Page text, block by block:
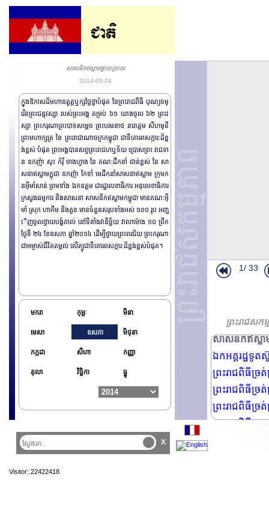
សាសនិកឥស្លាមថ្វាយព្រះពរ
2014-05-24
ក្នុងឱកាសដ៏មហានត្ខត្តឬក្សថ្លៃថ្លាបំផុត នៃព្រះរាជពិធី បុណ្យចម្
រើនព្រះជន្មវស្សា របស់ព្រះអង្គ គម្រប់ ៦១ យាងចូល ៦២ ព្រះវ
ស្សា ព្រះករុណាព្រះបាទសម្តេច ព្រះបរមនាថ នរោត្តម សីហមុនី
ព្រះមហាក្សត្រ នៃ ព្រះរាជាណាចក្រកម្ពុជា ជាទីគោរពសក្ការ:ដ៏ខ្ព
ង់ខ្ពស់ បំផុត ព្រះអង្គបានសព្វព្រះរាជហឬទ័យ ប្រោសព្រះ រាជទា
ន ឧកញ៉ា សុះ កំរ៉ី ចាងហ្វាង នៃ គណ:ដឹកនាំ ជាន់ខ្ពស់ នៃ សា
សនាឥស្លាមក្ពុជា ឧកញ៉ា កៃទាំ មេដឹកនាំសាសនាឥស្លាម ក្រុមក
នអ៊ីមាំសាន់ ព្រមទាំង ឯកឧត្តម ជារដ្ឋលេខាធិការ អនុលេខាធិការ
ក្រសួង​ធម្មការ និងសាសនា​ សាស​និកឥស្លាមកម្ពុជា មាន​គណ:អ៊ី
មាំ ស្រុក ហាកឹម និងតួន មានចំនួនសរុប​ទាំងអស់ ១០០ រូប អញ្ជ
ើញចូលថ្វាយបង្គំគាល់ នៅទីនាំងវានិច្ឆ័យ វាលាម៉ោង ១០ ព្រឹក
ថ្ងៃទី ២៤ ខែឧសភា ឆ្នាំ២០១៤ ដើម្បីថ្វាយព្រះពរជ័យ ព្រះករុ​ណា
ជាអម្ចាស់ជីវិតតម្កល់ លើត្បូជាទីគោរពសក្ការ:​ដ៏ខ្ពង់ខ្ពស់បំផុត។
មករា កុម្ភៈ មីនា
មេសា ឧសភា មិថុនា
កក្កដា សីហា កញ្ញា
តុលា វិច្ឆិកា ធ្នូ
1/ 33
ព្រះរាជសក
អ្នកអង្គម្ចា
គណ:ប្រតិភូសា
សាសនិកឥស្លាម
ឯកអគ្គរដ្ឋទូត
ព្រះរាជពិធីច្រ
ព្រះរាជពិធីច្រ
ព្រះរាជពិធីច្រ
ព្រះរាជពិធីបុណ្
x
Visitor: 22422418